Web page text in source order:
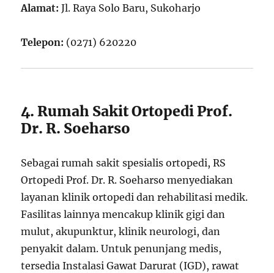
Alamat: Jl. Raya Solo Baru, Sukoharjo
Telepon: (0271) 620220
4. Rumah Sakit Ortopedi Prof.
Dr. R. Soeharso
Sebagai rumah sakit spesialis ortopedi, RS
Ortopedi Prof. Dr. R. Soeharso menyediakan
layanan klinik ortopedi dan rehabilitasi medik.
Fasilitas lainnya mencakup klinik gigi dan
mulut, akupunktur, klinik neurologi, dan
penyakit dalam. Untuk penunjang medis,
tersedia Instalasi Gawat Darurat (IGD), rawat